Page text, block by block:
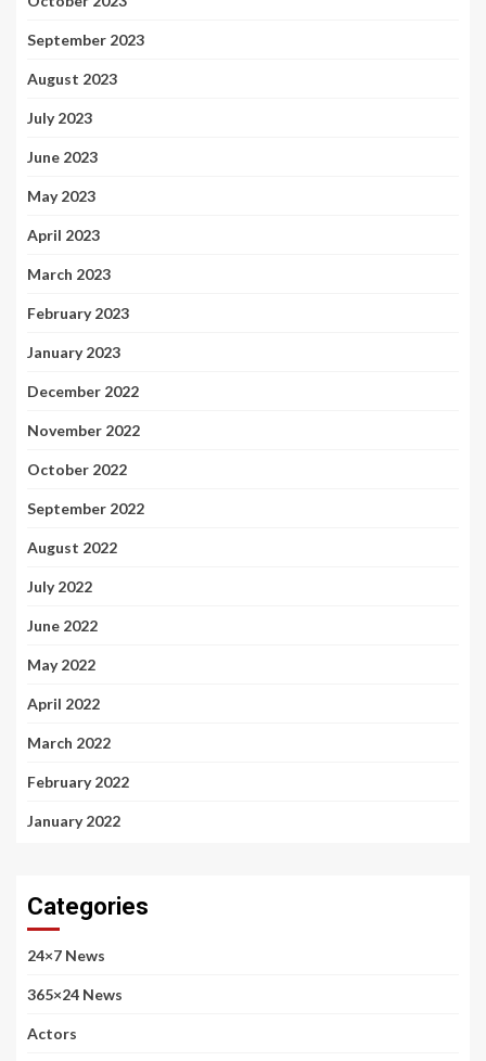
September 2023
August 2023
July 2023
June 2023
May 2023
April 2023
March 2023
February 2023
January 2023
December 2022
November 2022
October 2022
September 2022
August 2022
July 2022
June 2022
May 2022
April 2022
March 2022
February 2022
January 2022
Categories
24×7 News
365×24 News
Actors